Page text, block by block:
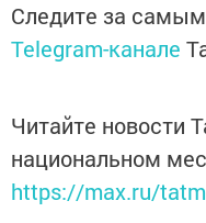
Следите за
Telegram-канале
Читайте новости
национальном
https://max.ru/